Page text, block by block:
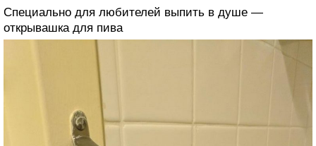
Специально для любителей выпить в душе —
открывашка для пива